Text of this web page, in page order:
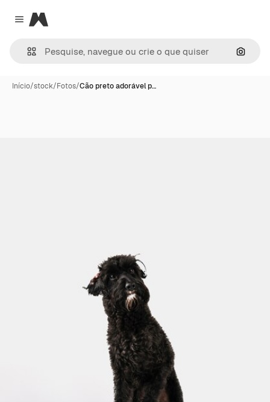
Close menu
Magnific
Início/stock/Fotos/Cão preto adorável p…